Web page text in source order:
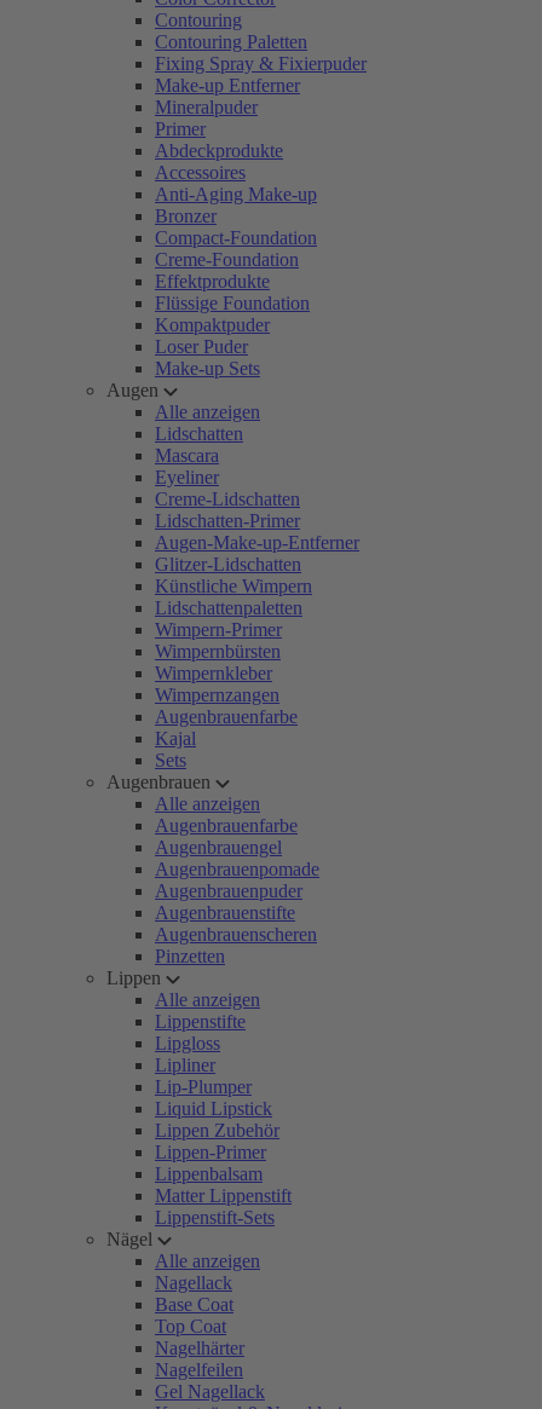
Contouring
Contouring Paletten
Fixing Spray & Fixierpuder
Make-up Entferner
Mineralpuder
Primer
Abdeckprodukte
Accessoires
Anti-Aging Make-up
Bronzer
Compact-Foundation
Creme-Foundation
Effektprodukte
Flüssige Foundation
Kompaktpuder
Loser Puder
Make-up Sets
Augen
Alle anzeigen
Lidschatten
Mascara
Eyeliner
Creme-Lidschatten
Lidschatten-Primer
Augen-Make-up-Entferner
Glitzer-Lidschatten
Künstliche Wimpern
Lidschattenpaletten
Wimpern-Primer
Wimpernbürsten
Wimpernkleber
Wimpernzangen
Augenbrauenfarbe
Kajal
Sets
Augenbrauen
Alle anzeigen
Augenbrauenfarbe
Augenbrauengel
Augenbrauenpomade
Augenbrauenpuder
Augenbrauenstifte
Augenbrauenscheren
Pinzetten
Lippen
Alle anzeigen
Lippenstifte
Lipgloss
Lipliner
Lip-Plumper
Liquid Lipstick
Lippen Zubehör
Lippen-Primer
Lippenbalsam
Matter Lippenstift
Lippenstift-Sets
Nägel
Alle anzeigen
Nagellack
Base Coat
Top Coat
Nagelhärter
Nagelfeilen
Gel Nagellack